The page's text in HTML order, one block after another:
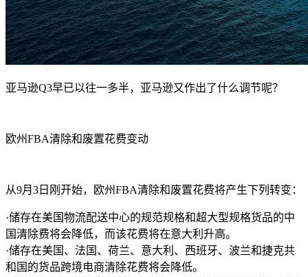
亚马逊Q3早已以往一多半，亚马逊又作出了什么调节呢？
欧州FBA清除和废置花费变动
从9月3日刚开始，欧州FBA清除和废置花费将产生下列转变：
·储存在美国物流配送中心的规范规格和超大型规格货品的中
国清除费将会降低，而该花费将在意大利升高。
·储存在美国、法国、荷兰、意大利、西班牙、波兰和捷克共
和国的货品跨境电商清除花费将会降低。